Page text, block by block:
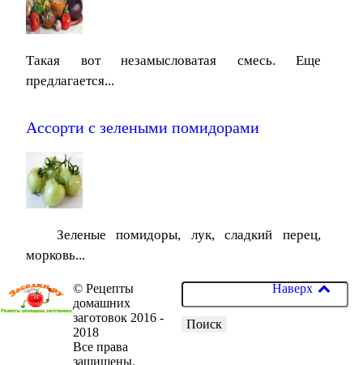
Такая вот незамысловатая смесь. Еще
предлагается...
Ассорти с зелеными помидорами
Зеленые помидоры, лук, сладкий перец,
морковь...
© Рецепты
домашних
заготовок 2016 -
2018
Все права
защищены.
Наверх